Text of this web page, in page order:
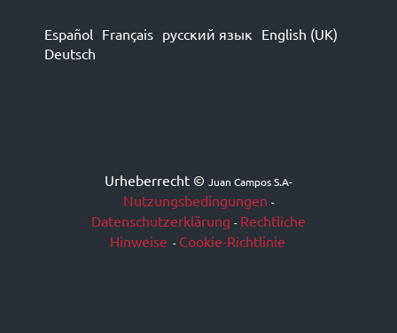
Español Français русский язык English (UK)
Deutsch
Urheberrecht © Juan Campos S.A-
Nutzungsbedingungen -
Datenschutzerklärung - Rechtliche
Hinweise - Cookie-Richtlinie